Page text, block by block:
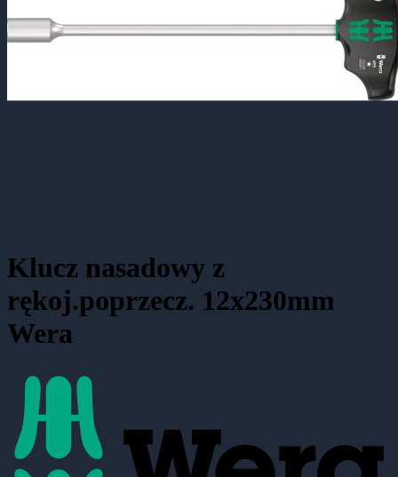
Klucz nasadowy z
rękoj.poprzecz. 12x230mm
Wera